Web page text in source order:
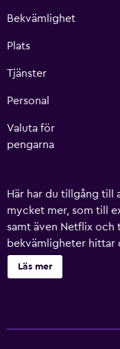
Bekvämlighet
Plats
Tjänster
Personal
Valuta för
pengarna
Här har du tillgång till
mycket mer, som till
samt även Netflix och
bekvämligheter hittar
sängtillbehör av
och handdukar.
Läs mer